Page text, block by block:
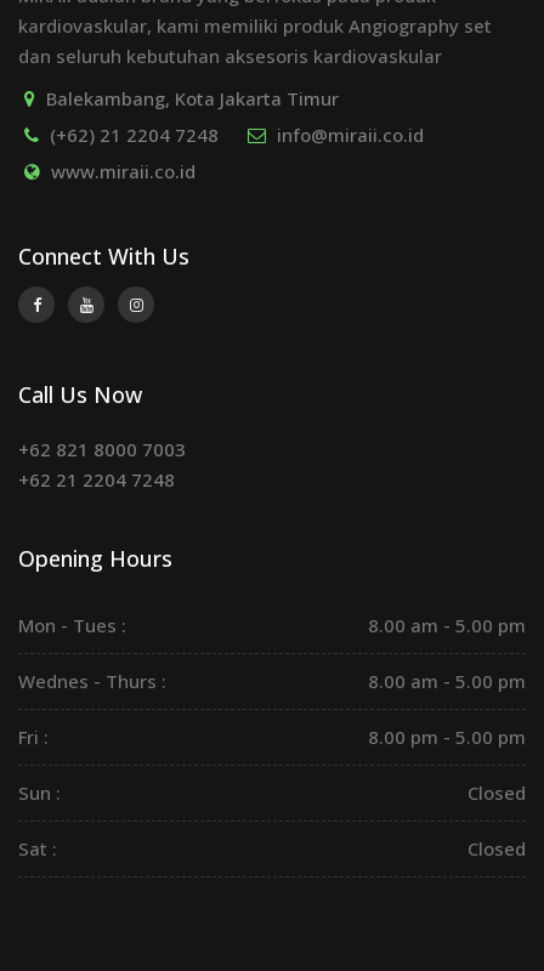
kardiovaskular, kami memiliki produk Angiography set
dan seluruh kebutuhan aksesoris kardiovaskular
Balekambang, Kota Jakarta Timur
(+62) 21 2204 7248
info@miraii.co.id
www.miraii.co.id
Connect With Us
Call Us Now
+62 821 8000 7003
+62 21 2204 7248
Opening Hours
Mon - Tues : 8.00 am - 5.00 pm
Wednes - Thurs : 8.00 am - 5.00 pm
Fri : 8.00 pm - 5.00 pm
Sun : Closed
Sat : Closed